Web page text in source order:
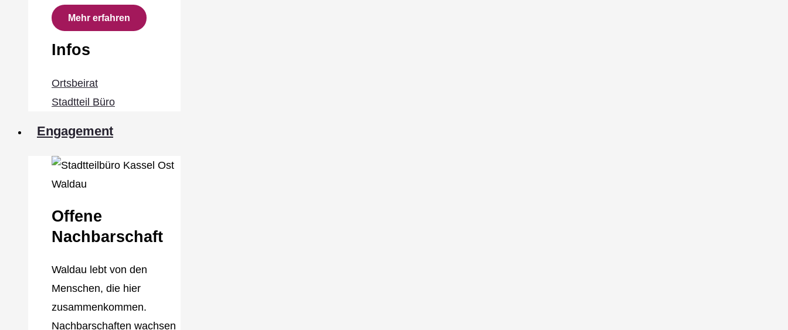
Mehr erfahren
Infos
Ortsbeirat
Stadtteil Büro
Engagement
Offene
Nachbarschaft
Waldau lebt von den
Menschen, die hier
zusammenkommen.
Nachbarschaften wachsen